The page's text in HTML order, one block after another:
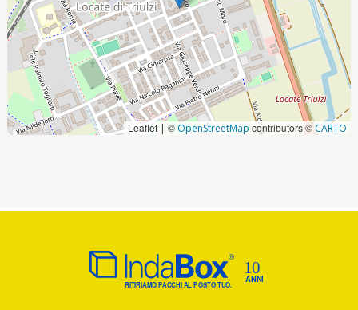
Leaflet | © OpenStreetMap contributors ©CARTO